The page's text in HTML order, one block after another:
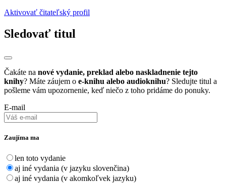
Aktivovať čitateľský profil
Sledovať titul
Čakáte na nové vydanie, preklad alebo naskladnenie tejto
knihy? Máte záujem o e-knihu alebo audioknihu? Sledujte titul a
pošleme vám upozornenie, keď niečo z toho pridáme do ponuky.
E-mail
Zaujíma ma
len toto vydanie
aj iné vydania (v jazyku slovenčina)
aj iné vydania (v akomkoľvek jazyku)